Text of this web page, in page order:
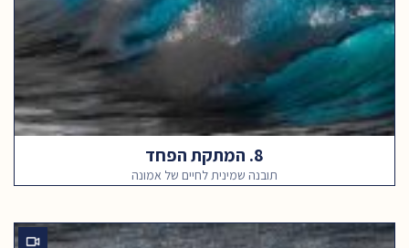
8. המתקת הפחד
תובנה שמינית לחיים של אמונה